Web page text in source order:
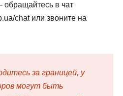
в чат
chat или звоните на
за границей, у
могут быть